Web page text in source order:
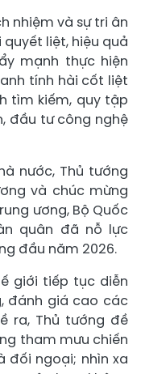
nhiệm và sự tri ân
liệt, hiệu quả
mạnh thực hiện
tính hài cốt liệt
tìm kiếm, quy tập
đầu tư công nghệ
nước, Thủ tướng
và chúc mừng
ương, Bộ Quốc
quân đã nỗ lực
đầu năm 2026.
giới tiếp tục diễn
đánh giá cao các
ra, Thủ tướng đề
tham mưu chiến
đối ngoại; nhìn xa